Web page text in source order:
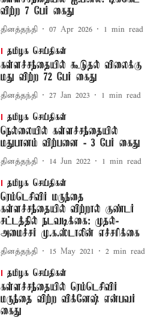
விற்ற 7 பேர் கைது
தினத்தந்தி 07 Apr 2026 1 min read
தமிழக செய்திகள்
கள்ளச்சந்தையில் கூடுதல் விலைக்கு
மது விற்ற 72 பேர் கைது
தினத்தந்தி 27 Jan 2023 1 min read
தமிழக செய்திகள்
நெல்லையில் கள்ளச்சந்தையில்
மதுபானம் விற்பனை - 3 பேர் கைது
தினத்தந்தி 14 Jun 2022 1 min read
தமிழக செய்திகள்
ரெம்டெசிவிர் மருந்தை
கள்ளச்சந்தையில் விற்றால் குண்டர்
சட்டத்தில் நடவடிக்கை: முதல்-
அமைச்சர் மு.க.ஸ்டாலின் எச்சரிக்கை
தினத்தந்தி 15 May 2021 2 min read
தமிழக செய்திகள்
கள்ளச்சந்தையில் ரெம்டெசிவிர்
மருந்தை விற்ற விக்னேஷ் என்பவர்
கைது